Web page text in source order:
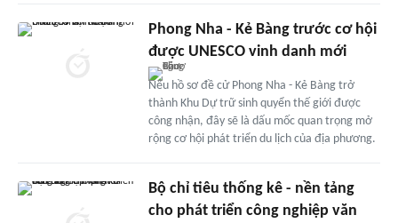
Phong Nha - Kẻ Bàng trước cơ hội
được UNESCO vinh danh mới
Nếu hồ sơ đề cử Phong Nha - Kẻ Bàng trở
thành Khu Dự trữ sinh quyển thế giới được
công nhận, đây sẽ là dấu mốc quan trọng mở
rộng cơ hội phát triển du lịch của địa phương.
Bộ chỉ tiêu thống kê - nền tảng
cho phát triển công nghiệp văn